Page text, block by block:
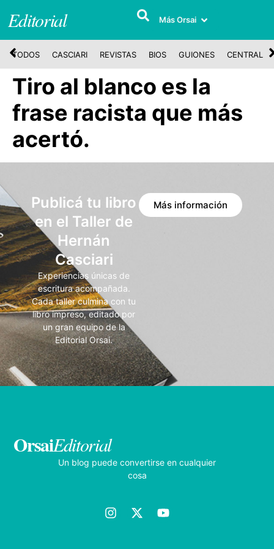
Editorial Más Orsai
TODOS CASCIARI REVISTAS BIOS GUIONES CENTRAL
Tiro al blanco es la
frase racista que más
acertó.
Publicá tu libro
en el Taller de
Hernán
Casciari
Experiencias únicas de
escritura acompañada.
Cada taller culmina con tu
libro impreso, editado por
un gran equipo de la
Editorial Orsai.
Más información
OrsaiEditorial
Un blog puede convertirse en cualquier
cosa